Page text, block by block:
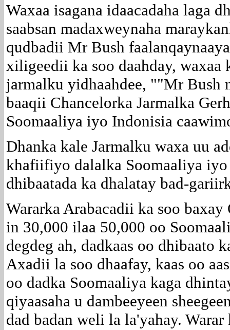
Waxaa isagana idaacadaha laga
saabsan madaxweynaha
qudbadii Mr Bush
xiligeedii ka soo daahday, waxaa
jarmalku yidhaahdee, ""Mr Bush
baaqii Chancelorka Jarmalka
Soomaaliya iyo Indonisia
Dhanka kale Jarmalku waxa uu
khafiifiyo dalalka Soomaaliya
dhibaatada ka dhalatay bad-
Wararka Arabacadii ka soo
in 30,000 ilaa 50,000 oo
degdeg ah, dadkaas oo dhibaato
Axadii la soo dhaafay, kaas oo
oo dadka Soomaaliya kaga
qiyaasaha u dambeeyeen
dad badan weli la la'yahay. Warar